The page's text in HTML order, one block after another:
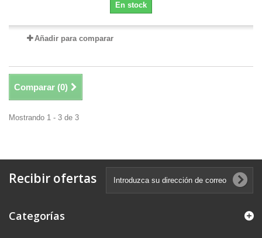
En stock
Añadir para comparar
Comparar (0)
Mostrando 1 - 3 de 3
Recibir ofertas
Categorías